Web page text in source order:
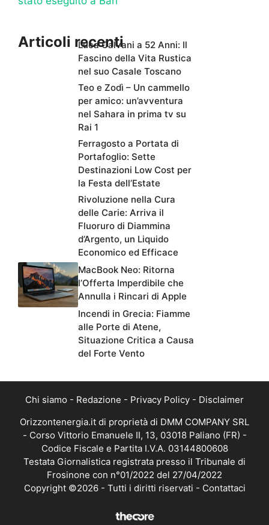
Articoli recentiLuca Calvani a 52 Anni: Il
Fascino della Vita Rustica
nel suo Casale Toscano
Teo e Zodì – Un cammello
per amico: un’avventura
nel Sahara in prima tv su
Rai 1
Ferragosto a Portata di
Portafoglio: Sette
Destinazioni Low Cost per
la Festa dell’Estate
Rivoluzione nella Cura
delle Carie: Arriva il
Fluoruro di Diammina
d’Argento, un Liquido
Economico ed Efficace
MacBook Neo: Ritorna
l’Offerta Imperdibile che
Annulla i Rincari di Apple
Incendi in Grecia: Fiamme
alle Porte di Atene,
Situazione Critica a Causa
del Forte Vento
Chi siamo - Redazione - Privacy Policy - Disclaimer
Orizzontenergia.it di proprietà di DMM COMPANY SRL
- Corso Vittorio Emanuele II, 13, 03018 Paliano (FR) -
Codice Fiscale e Partita I.V.A. 03144800608
Testata Giornalistica registrata presso il Tribunale di
Frosinone con n°01/2022 del 27/04/2022
Copyright ©2026 - Tutti i diritti riservati - Contattaci